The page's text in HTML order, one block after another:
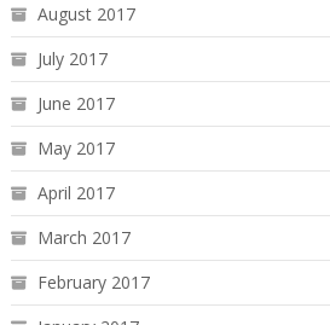
August 2017
July 2017
June 2017
May 2017
April 2017
March 2017
February 2017